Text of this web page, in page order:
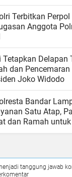
Terbitkan
Anggota
Tetapkan Delapan
dan
Joko Widodo
Bandar
Satu Atap,
dan Ramah
tanggung jawab